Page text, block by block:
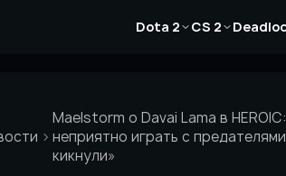
Dota 2
Статьи CS 2
СтатьиСтатьи
Maelstorm о Davai Lama в
неприятно играть с
кикнули»